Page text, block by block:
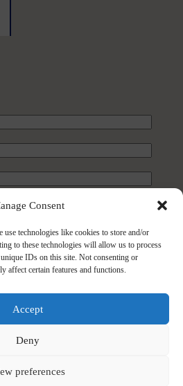
Consent
use technologies like cookies to store and/or
to these technologies will allow us to process
IDs on this site. Not consenting or
affect certain features and functions.
Accept
Deny
preferences